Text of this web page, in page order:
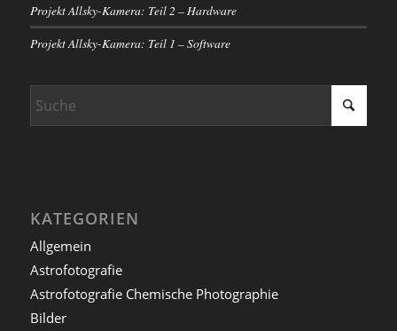
Projekt Allsky-Kamera: Teil 2 – Hardware
Projekt Allsky-Kamera: Teil 1 – Software
KATEGORIEN
Allgemein
Astrofotografie
Astrofotografie Chemische Photographie
Bilder